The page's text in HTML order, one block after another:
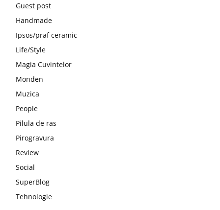
Guest post
Handmade
Ipsos/praf ceramic
Life/Style
Magia Cuvintelor
Monden
Muzica
People
Pilula de ras
Pirogravura
Review
Social
SuperBlog
Tehnologie